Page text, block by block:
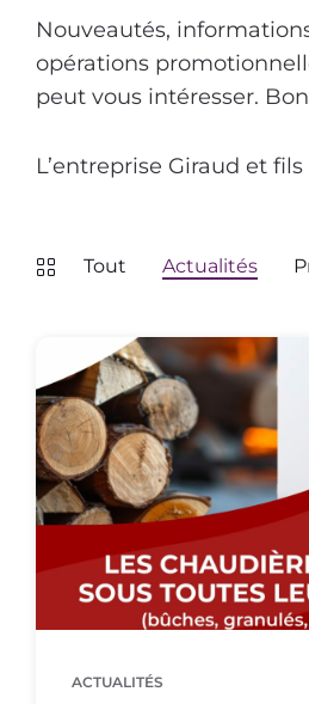
Nouveautés,
opérations
peut vous intéresser.
L’entreprise Giraud et
Tout Actualités
ACTUALITÉS